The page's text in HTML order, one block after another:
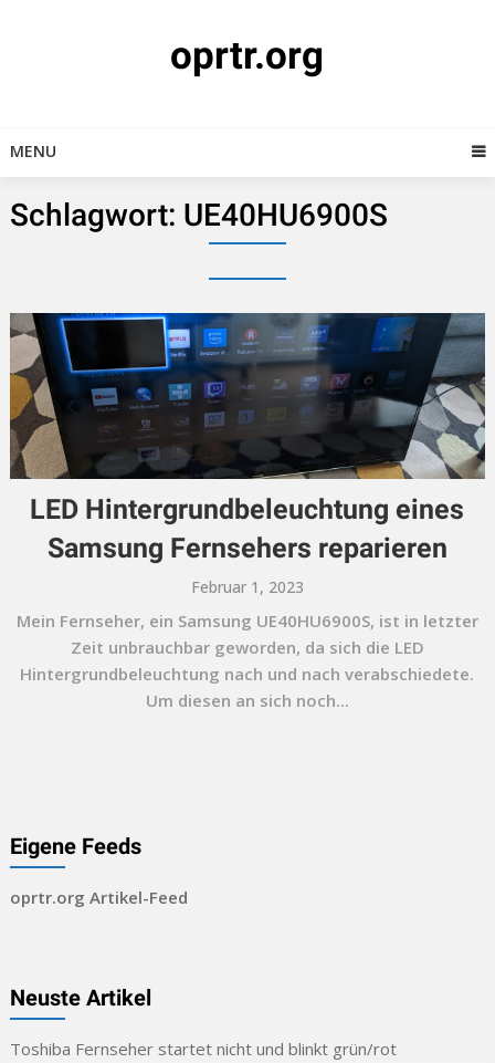
oprtr.org
MENU
Schlagwort: UE40HU6900S
LED Hintergrundbeleuchtung eines
Samsung Fernsehers reparieren
Februar 1, 2023
Mein Fernseher, ein Samsung UE40HU6900S, ist in letzter
Zeit unbrauchbar geworden, da sich die LED
Hintergrundbeleuchtung nach und nach verabschiedete.
Um diesen an sich noch...
Eigene Feeds
oprtr.org Artikel-Feed
Neuste Artikel
Toshiba Fernseher startet nicht und blinkt grün/rot